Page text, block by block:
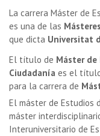
La carrera Máster de
es una de las Másteres
que dicta Universitat
El título de Máster de
Ciudadanía es el
para la carrera de
El máster de Estudios
máster
Interuniversitario de